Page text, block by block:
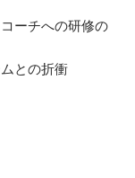
ーチへの研修の
との折衝